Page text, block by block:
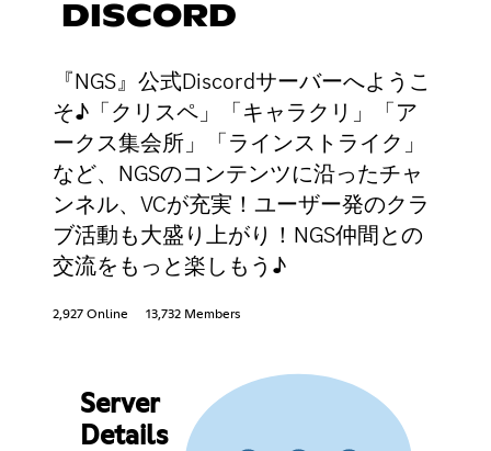
DISCORD
『NGS』公式Discordサーバーへようこ
そ♪「クリスペ」「キャラクリ」「ア
ークス集会所」「ラインストライク」
など、NGSのコンテンツに沿ったチャ
ンネル、VCが充実！ユーザー発のクラ
ブ活動も大盛り上がり！NGS仲間との
交流をもっと楽しもう♪
2,927 Online 13,732 Members
Server
Details